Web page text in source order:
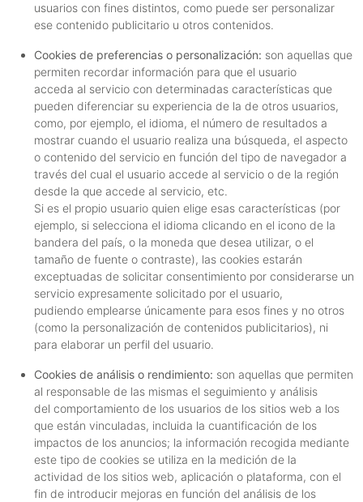
usuarios con fines distintos, como puede ser personalizar
ese contenido publicitario u otros contenidos.
Cookies de preferencias o personalización: son aquellas que
permiten recordar información para que el usuario
acceda al servicio con determinadas características que
pueden diferenciar su experiencia de la de otros usuarios,
como, por ejemplo, el idioma, el número de resultados a
mostrar cuando el usuario realiza una búsqueda, el aspecto
o contenido del servicio en función del tipo de navegador a
través del cual el usuario accede al servicio o de la región
desde la que accede al servicio, etc.
Si es el propio usuario quien elige esas características (por
ejemplo, si selecciona el idioma clicando en el icono de la
bandera del país, o la moneda que desea utilizar, o el
tamaño de fuente o contraste), las cookies estarán
exceptuadas de solicitar consentimiento por considerarse un
servicio expresamente solicitado por el usuario,
pudiendo emplearse únicamente para esos fines y no otros
(como la personalización de contenidos publicitarios), ni
para elaborar un perfil del usuario.
Cookies de análisis o rendimiento: son aquellas que permiten
al responsable de las mismas el seguimiento y análisis
del comportamiento de los usuarios de los sitios web a los
que están vinculadas, incluida la cuantificación de los
impactos de los anuncios; la información recogida mediante
este tipo de cookies se utiliza en la medición de la
actividad de los sitios web, aplicación o plataforma, con el
fin de introducir mejoras en función del análisis de los